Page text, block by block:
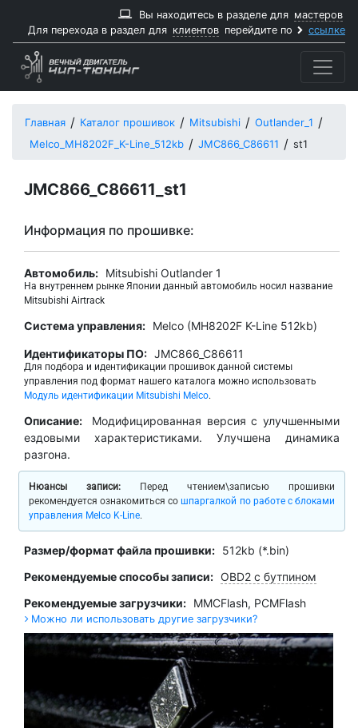
Вы находитесь в разделе для мастеров
Для перехода в раздел для клиентов перейдите по ссылке
Главная Каталог прошивок Mitsubishi
Outlander_1
Melco_MH8202F_K-Line_512kb
JMC866_C86611 st1
JMC866_C86611_st1
Информация по прошивке:
Автомобиль: Mitsubishi Outlander 1
На внутреннем рынке Японии данный автомобиль носил название
Mitsubishi Airtrack
Система управления: Melco (MH8202F K-Line 512kb)
Идентификаторы ПО: JMC866_C86611
Для подбора и идентификации прошивок данной системы
управления под формат нашего каталога можно использовать
Модуль идентификации Mitsubishi Melco.
Описание:
Модифицированная версия с улучшенными
ездовыми характеристиками. Улучшена динамика
разгона.
Нюансы записи: Перед чтением\записью прошивки
рекомендуется ознакомиться со шпаргалкой по работе с блоками
управления Melco K-Line.
Размер/формат файла прошивки: 512kb (*.bin)
Рекомендуемые способы записи: OBD2 с бутпином
Рекомендуемые загрузчики: MMCFlash, PCMFlash
Можно ли использовать другие загрузчики?